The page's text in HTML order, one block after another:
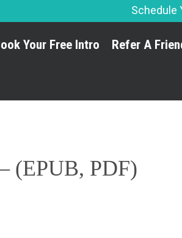
Schedule
Your Free Intro Refer A
(EPUB, PDF)